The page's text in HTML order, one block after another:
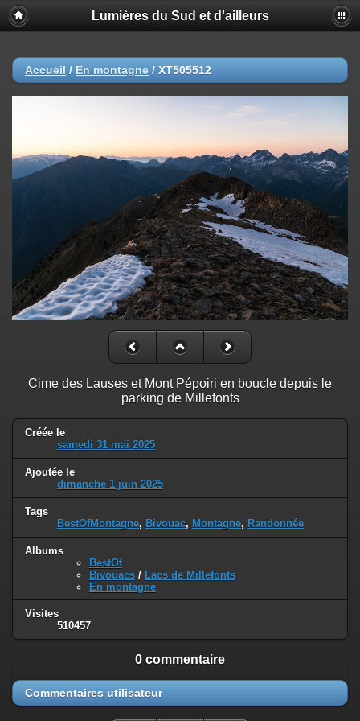
Lumières du Sud et d'ailleurs
Accueil / En montagne / XT505512
Cime des Lauses et Mont Pépoiri en boucle depuis le
parking de Millefonts
Créée le
samedi 31 mai 2025
Ajoutée le
dimanche 1 juin 2025
Tags
BestOfMontagne, Bivouac, Montagne, Randonnée
Albums
BestOf
Bivouacs / Lacs de Millefonts
En montagne
Visites
510457
0 commentaire
Commentaires utilisateur